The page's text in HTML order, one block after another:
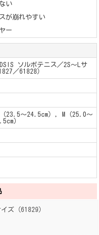
い
が崩れやすい
ー
ソルボテニス／2S～Lサ
／61828）
23.5～24.5cm）, M（25.0～
）
ズ（61829）